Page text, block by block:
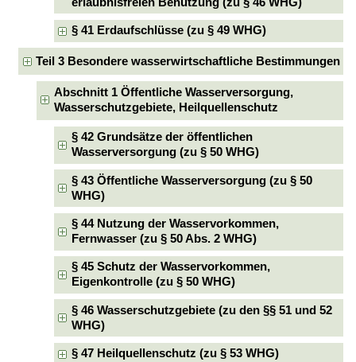
§ 41 Erdaufschlüsse (zu § 49 WHG)
Teil 3 Besondere wasserwirtschaftliche Bestimmungen
Abschnitt 1 Öffentliche Wasserversorgung,
Wasserschutzgebiete, Heilquellenschutz
§ 42 Grundsätze der öffentlichen
Wasserversorgung (zu § 50 WHG)
§ 43 Öffentliche Wasserversorgung (zu § 50
WHG)
§ 44 Nutzung der Wasservorkommen,
Fernwasser (zu § 50 Abs. 2 WHG)
§ 45 Schutz der Wasservorkommen,
Eigenkontrolle (zu § 50 WHG)
§ 46 Wasserschutzgebiete (zu den §§ 51 und 52
WHG)
§ 47 Heilquellenschutz (zu § 53 WHG)